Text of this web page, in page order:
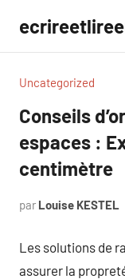
contenu
Uncategorized
Conseils
espaces :
centimètre
par Louise KESTEL
Les solutions de
assurer la